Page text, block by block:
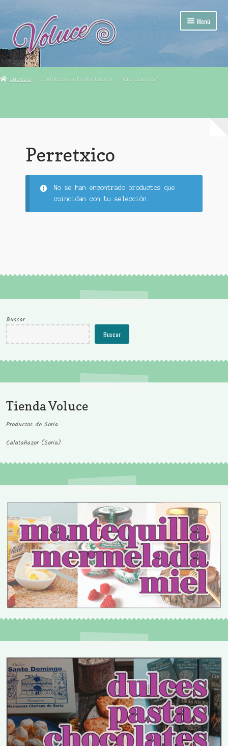
la
navegación
al
contenido
Menú
Mi Pueblo (Calatañazor)
Carrito
Inicio Productos etiquetados “Perretxico”
Perretxico
No se han encontrado productos que
coincidan con tu selección.
Buscar
Buscar
Tienda Voluce
Productos de Soria
Calatañazor (Soria)